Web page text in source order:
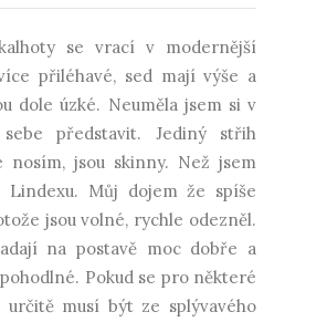
se vrací v modernější
přiléhavé, sed mají výše a
dole úzké. Neuměla jsem si v
představit. Jediný střih
nosím, jsou skinny. Než jsem
Lindexu. Můj dojem že spíše
jsou volné, rychle odezněl.
na postavě moc dobře a
Pokud se pro některé
určitě musí být ze splývavého